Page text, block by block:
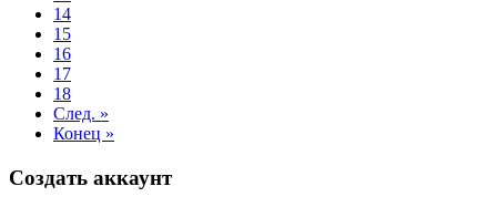
14
15
16
17
18
След. »
Конец »
Создать аккаунт